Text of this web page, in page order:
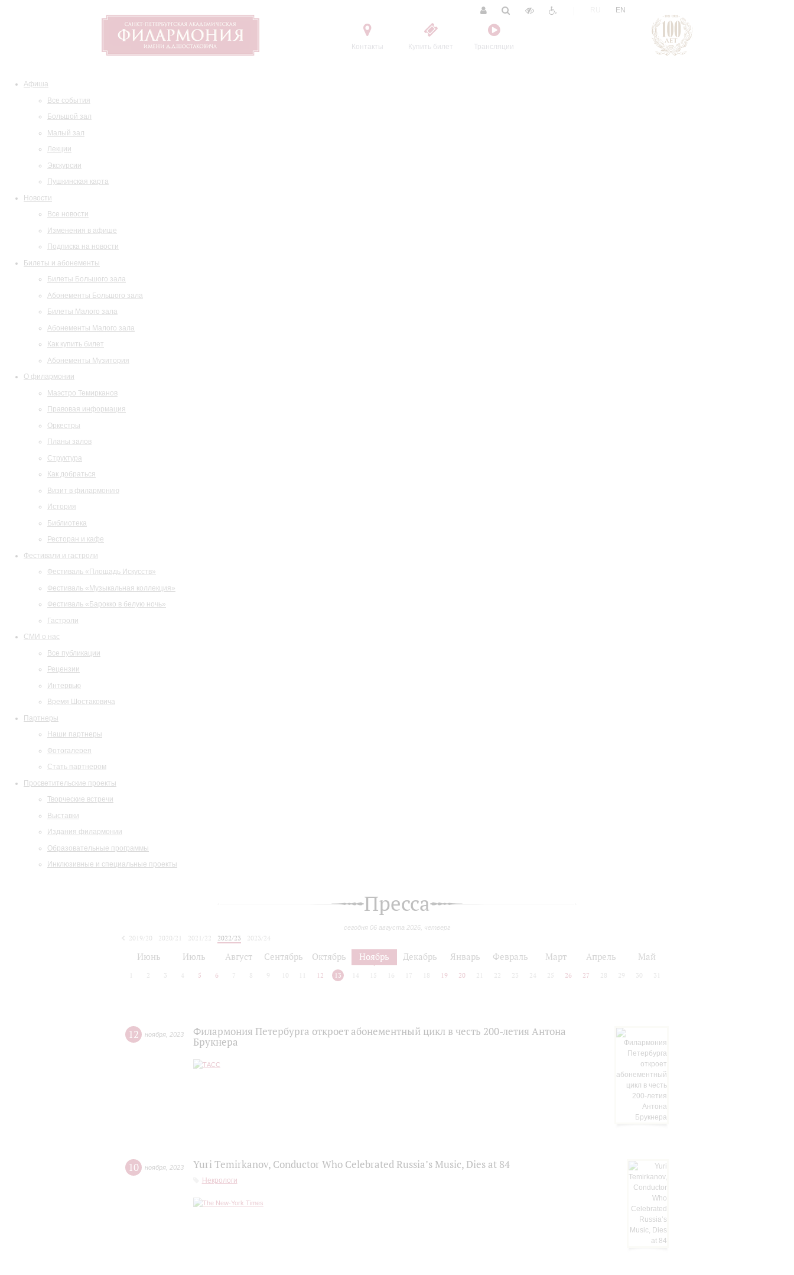
Контакты Купить билет Трансляции
EN
Афиша
Все события
Большой зал
Малый зал
Лекции
Экскурсии
Пушкинская карта
Новости
Все новости
Изменения в афише
Подписка на новости
Билеты и абонементы
Билеты Большого зала
Абонементы Большого зала
Билеты Малого зала
Абонементы Малого зала
Как купить билет
Абонементы Музитория
О филармонии
Маэстро Темирканов
Правовая информация
Оркестры
Планы залов
Структура
Как добраться
Визит в филармонию
История
Библиотека
Ресторан и кафе
Фестивали и гастроли
Фестиваль «Площадь Искусств»
Фестиваль «Музыкальная коллекция»
Фестиваль «Барокко в белую ночь»
Гастроли
СМИ о нас
Все публикации
Рецензии
Интервью
Время Шостаковича
Партнеры
Наши партнеры
Фотогалерея
Стать партнером
Просветительские проекты
Творческие встречи
Выставки
Издания филармонии
Образовательные программы
Инклюзивные и специальные проекты
Пресса
сегодня 06 августа 2026, четверг
2019/20 2020/21 2021/22 2022/23
2023/24
Июнь Июль Август Сентябрь Октябрь Ноябрь Декабрь Январь Февраль Март Апрель Май
2 3 4 5 6 7 8 9 10 12 13 14 15 16 17 18 19 20 21 22 23 24 25 26 27 28 29 30 31
12 ноября 2023
Филармония Петербурга откроет абонементный цикл в честь 200-летия Антона
Брукнера
10 ноября 2023 Yuri Temirkanov, Conductor Who Celebrated Russia’s Music, Dies at 84
Некрологи